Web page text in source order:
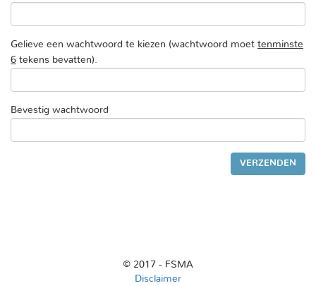
Gelieve een wachtwoord te kiezen (wachtwoord moet tenminste
6 tekens bevatten).
Bevestig wachtwoord
© 2017 - FSMA
Disclaimer